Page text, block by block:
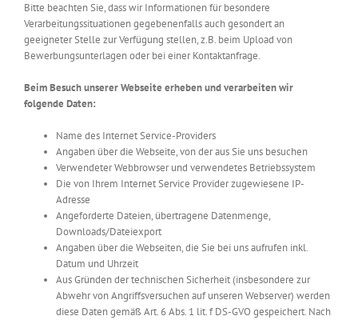
Bitte beachten Sie, dass wir Informationen für besondere
Verarbeitungssituationen gegebenenfalls auch gesondert an
geeigneter Stelle zur Verfügung stellen, z.B. beim Upload von
Bewerbungsunterlagen oder bei einer Kontaktanfrage.
Beim Besuch unserer Webseite erheben und verarbeiten wir
folgende Daten:
Name des Internet Service-Providers
Angaben über die Webseite, von der aus Sie uns besuchen
Verwendeter Webbrowser und verwendetes Betriebssystem
Die von Ihrem Internet Service Provider zugewiesene IP-
Adresse
Angeforderte Dateien, übertragene Datenmenge,
Downloads/Dateiexport
Angaben über die Webseiten, die Sie bei uns aufrufen inkl.
Datum und Uhrzeit
Aus Gründen der technischen Sicherheit (insbesondere zur
Abwehr von Angriffsversuchen auf unseren Webserver) werden
diese Daten gemäß Art. 6 Abs. 1 lit. f DS-GVO gespeichert. Nach